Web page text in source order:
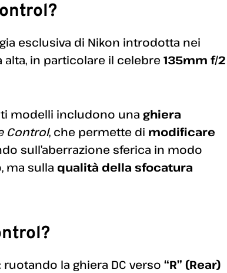
esclusiva di Nikon introdotta nei
in particolare il celebre 135mm f/2
modelli includono una ghiera
Control, che permette di modificare
sull’aberrazione sferica in modo
ma sulla qualità della sfocatura
la ghiera DC verso “R” (Rear)